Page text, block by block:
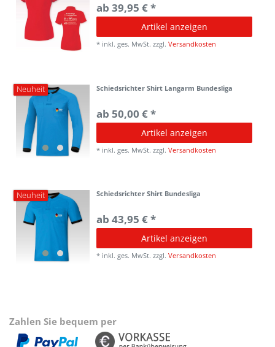
ab 39,95 € *
Artikel anzeigen
* inkl. ges. MwSt. zzgl.Versandkosten
Neuheit Schiedsrichter Shirt Langarm Bundesliga
ab 50,00 € *
Artikel anzeigen
* inkl. ges. MwSt. zzgl.Versandkosten
Neuheit Schiedsrichter Shirt Bundesliga
ab 43,95 € *
Artikel anzeigen
* inkl. ges. MwSt. zzgl.Versandkosten
Zahlen Sie bequem per